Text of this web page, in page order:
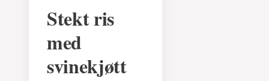
Stekt ris
med
svinekjøtt